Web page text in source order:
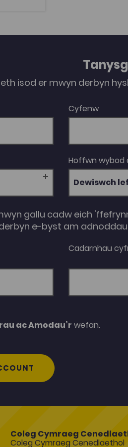
isod er mwyn derbyn
Cyfenw
Hoffwn wybod
Dewiswch
gallu cadw eich
e-byst am
Cadarnhau
ac Amodau’r wefan.
Coleg Cymraeg
Coleg Cymraeg Cenedlaethol